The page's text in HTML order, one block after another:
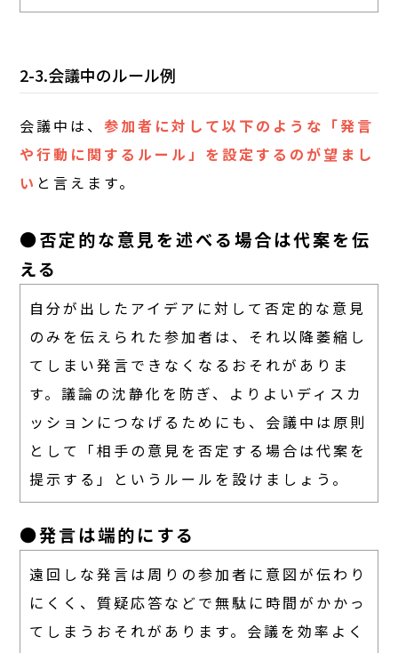
2-3.会議中のルール例
会議中は、参加者に対して以下のような「発言
や行動に関するルール」を設定するのが望まし
い と言えます。
●否定的な意見を述べる場合は代案を伝
える
自分が出したアイデアに対して否定的な意見
のみを伝えられた参加者は、それ以降萎縮し
てしまい発言できなくなるおそれがありま
す。議論の沈静化を防ぎ、よりよいディスカ
ッションにつなげるためにも、会議中は原則
として「相手の意見を否定する場合は代案を
提示する」というルールを設けましょう。
●発言は端的にする
遠回しな発言は周りの参加者に意図が伝わり
にくく、質疑応答などで無駄に時間がかかっ
てしまうおそれがあります。会議を効率よく